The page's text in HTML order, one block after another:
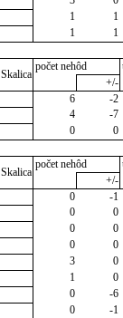
1 1
1 1
Skalica
počet nehôd
+/-
6 -2
4 -7
0 0
Skalica
počet nehôd
+/-
0 -1
0 0
0 0
0 0
3 0
1 0
0 -6
0 -1